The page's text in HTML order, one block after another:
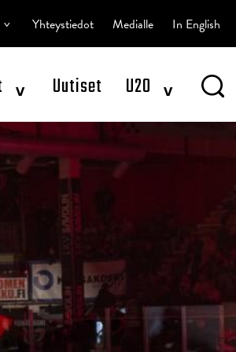
^ Uutiset U20 ^
^ Yhteystiedot Medialle In English